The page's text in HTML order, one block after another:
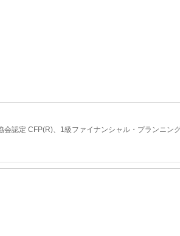
認定 CFP(R)、1級ファイナンシャル・プランニン
証一部上場企業にて、企業年金基金、ライフプラン